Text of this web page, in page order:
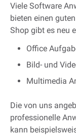
Viele Software
bieten einen
Shop gibt es neu
Office
Bild- und
Multimedia
Die von uns
professionelle
kann